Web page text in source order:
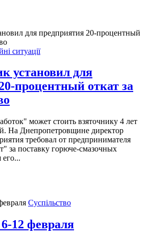
ситуації
установил для
процентный откат за
может стоить взяточнику 4 лет
На Днепропетровщине директор
требовал от предпринимателя
за поставку горюче-смазочных
Суспільство
12 февраля